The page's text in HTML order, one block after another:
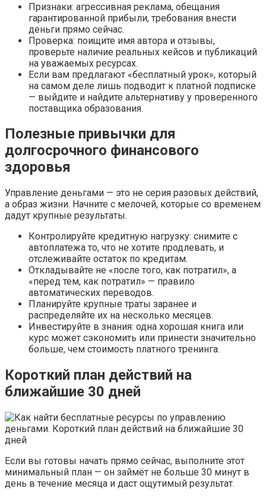
Признаки: агрессивная реклама, обещания
гарантированной прибыли, требования внести
деньги прямо сейчас.
Проверка: поищите имя автора и отзывы,
проверьте наличие реальных кейсов и публикаций
на уважаемых ресурсах.
Если вам предлагают «бесплатный урок», который
на самом деле лишь подводит к платной подписке
— выйдите и найдите альтернативу у проверенного
поставщика образования.
Полезные привычки для
долгосрочного финансового
здоровья
Управление деньгами — это не серия разовых действий,
а образ жизни. Начните с мелочей, которые со временем
дадут крупные результаты.
Контролируйте кредитную нагрузку: снимите с
автоплатежа то, что не хотите продлевать, и
отслеживайте остаток по кредитам.
Откладывайте не «после того, как потратил», а
«перед тем, как потратил» — правило
автоматических переводов.
Планируйте крупные траты заранее и
распределяйте их на несколько месяцев.
Инвестируйте в знания: одна хорошая книга или
курс может сэкономить или принести значительно
больше, чем стоимость платного тренинга.
Короткий план действий на
ближайшие 30 дней
Если вы готовы начать прямо сейчас, выполните этот
минимальный план — он займёт не больше 30 минут в
день в течение месяца и даст ощутимый результат.